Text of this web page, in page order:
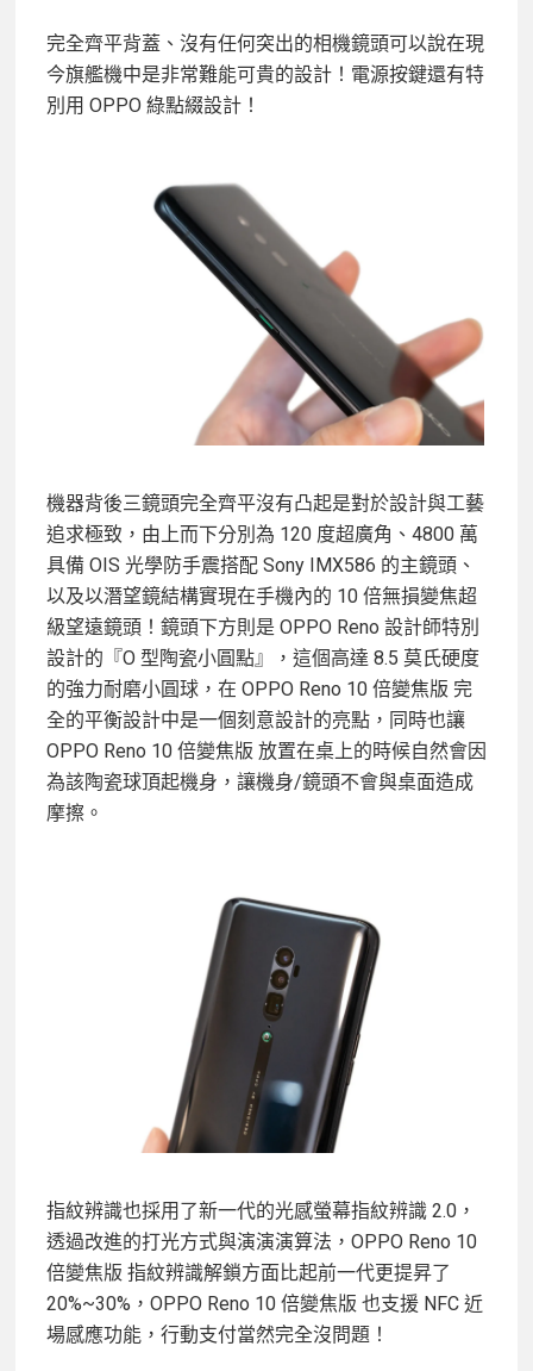
完全齊平背蓋、沒有任何突出的相機鏡頭可以說在現
今旗艦機中是非常難能可貴的設計！電源按鍵還有特
別用 OPPO 綠點綴設計！
機器背後三鏡頭完全齊平沒有凸起是對於設計與工藝
追求極致，由上而下分別為 120 度超廣角、4800 萬
具備 OIS 光學防手震搭配 Sony IMX586 的主鏡頭、
以及以潛望鏡結構實現在手機內的 10 倍無損變焦超
級望遠鏡頭！鏡頭下方則是 OPPO Reno 設計師特別
設計的『O 型陶瓷小圓點』，這個高達 8.5 莫氏硬度
的強力耐磨小圓球，在 OPPO Reno 10 倍變焦版 完
全的平衡設計中是一個刻意設計的亮點，同時也讓
OPPO Reno 10 倍變焦版 放置在桌上的時候自然會因
為該陶瓷球頂起機身，讓機身/鏡頭不會與桌面造成
摩擦。
指紋辨識也採用了新一代的光感螢幕指紋辨識 2.0，
透過改進的打光方式與演演演算法，OPPO Reno 10
倍變焦版 指紋辨識解鎖方面比起前一代更提昇了
20%~30%，OPPO Reno 10 倍變焦版 也支援 NFC 近
場感應功能，行動支付當然完全沒問題！